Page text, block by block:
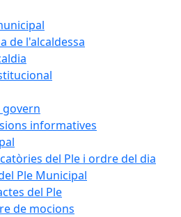
de l'alcaldessa
govern
informatives
del Ple i ordre del dia
Ple Municipal
del Ple
de mocions